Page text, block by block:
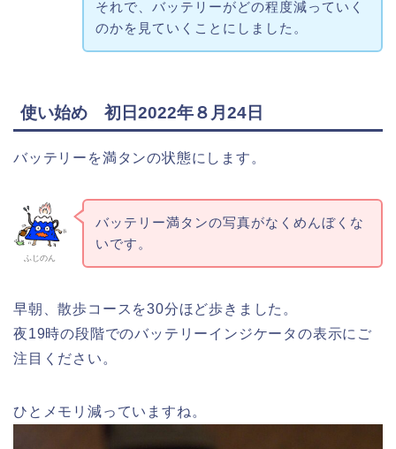
それで、バッテリーがどの程度減っていく
のかを見ていくことにしました。
使い始め 初日2022年８月24日
バッテリーを満タンの状態にします。
ふじのん
バッテリー満タンの写真がなくめんぼくな
いです。
早朝、散歩コースを30分ほど歩きました。
夜19時の段階でのバッテリーインジケータの表示にご
注目ください。
ひとメモリ減っていますね。